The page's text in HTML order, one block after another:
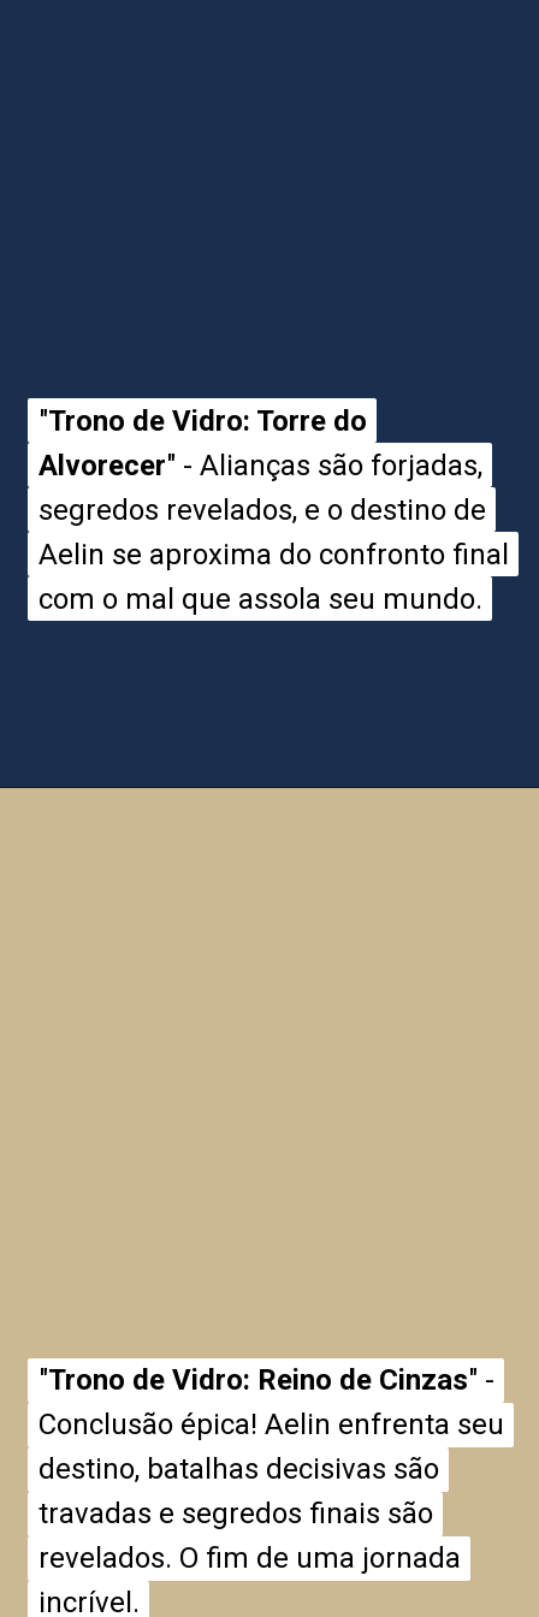
"Trono de Vidro: Torre do
Alvorecer" - Alianças são forjadas,
segredos revelados, e o destino de
Aelin se aproxima do confronto final
com o mal que assola seu mundo.
"Trono de Vidro: Torre do
Alvorecer" - Alianças são forjadas,
segredos revelados, e o destino de
Aelin se aproxima do confronto final
com o mal que assola seu mundo.
"Trono de Vidro: Reino de Cinzas" -
Conclusão épica! Aelin enfrenta seu
destino, batalhas decisivas são
travadas e segredos finais são
revelados. O fim de uma jornada
incrível.
"Trono de Vidro: Reino de Cinzas" -
Conclusão épica! Aelin enfrenta seu
destino, batalhas decisivas são
travadas e segredos finais são
revelados. O fim de uma jornada
incrível.